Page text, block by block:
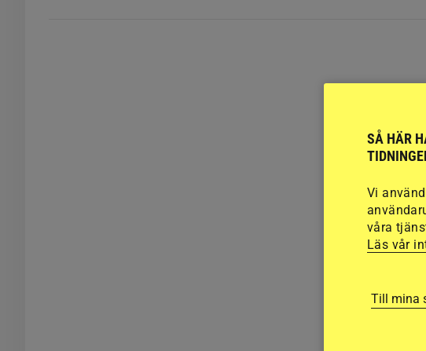
SÅ HÄR
Vi
våra
Läs vår
Till mina